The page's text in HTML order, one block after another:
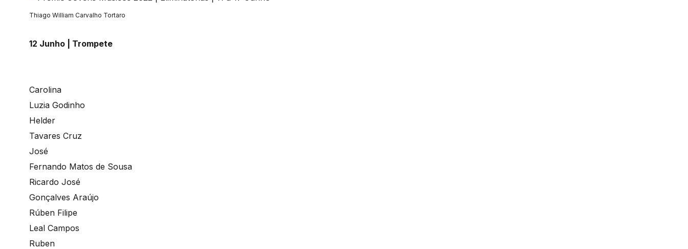
Thiago William Carvalho Tortaro
12 Junho | Trompete
Carolina
Luzia Godinho
Helder
Tavares Cruz
José
Fernando Matos de Sousa
Ricardo José
Gonçalves Araújo
Rúben Filipe
Leal Campos
Ruben